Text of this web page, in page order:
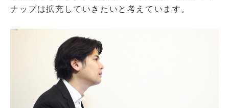
ナップは拡充していきたいと考えています。